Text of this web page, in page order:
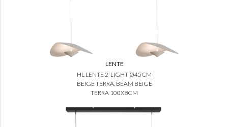
LENTE
HL LENTE 2-LIGHT Ø45CM
BEIGE TERRA, BEAM BEIGE
TERRA 100X8CM